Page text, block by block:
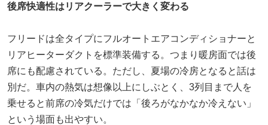
後席快適性はリアクーラーで大きく変わる
フリードは全タイプにフルオートエアコンディショナーと
リアヒーターダクトを標準装備する。つまり暖房面では後
席にも配慮されている。ただし、夏場の冷房となると話は
別だ。車内の熱気は想像以上にしぶとく、3列目まで人を
乗せると前席の冷気だけでは「後ろがなかなか冷えない」
という場面も出やすい。